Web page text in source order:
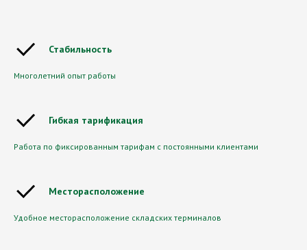
Стабильность
Многолетний опыт работы
Гибкая тарификация
Работа по фиксированным тарифам с постоянными клиентами
Месторасположение
Удобное месторасположение складских терминалов
Рассчитайте стоимость
Анастасия
Обсудить условия